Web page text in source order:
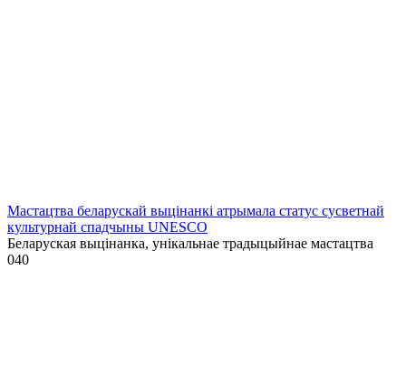
Мастацтва беларускай выцінанкі атрымала статус сусветнай
культурнай спадчыны UNESCO
Беларуская выцінанка, унікальнае традыцыйнае мастацтва
040